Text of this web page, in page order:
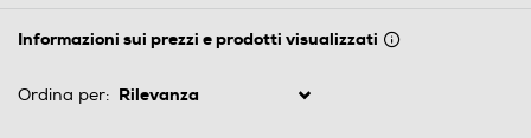
Informazioni sui prezzi e prodotti visualizzati
Ordina per: